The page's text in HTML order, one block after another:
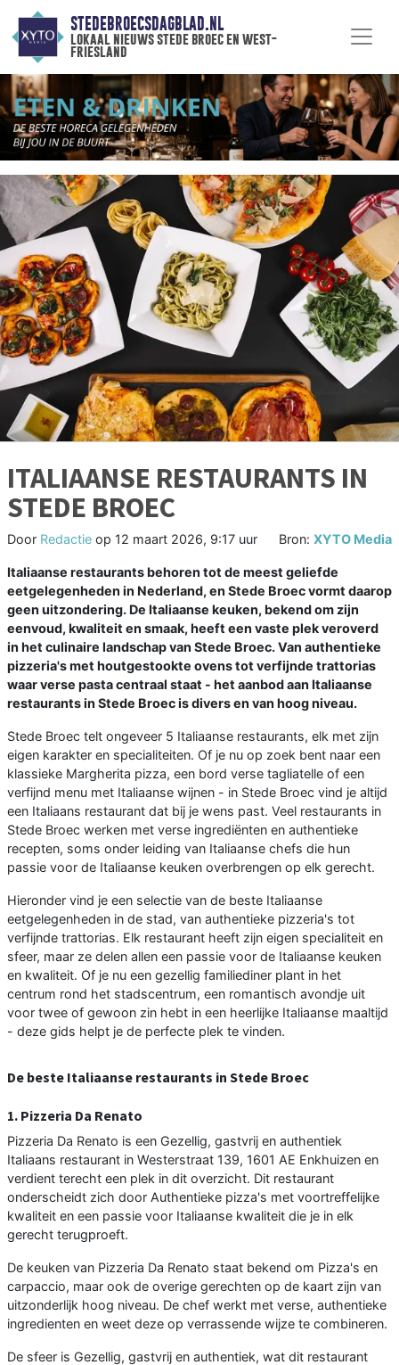
STEDEBROECSDAGBLAD.NL
lokaal nieuws stede broec en west-
friesland
ITALIAANSE RESTAURANTS IN
STEDE BROEC
Door Redactie op 12 maart 2026, 9:17 uur Bron: XYTO Media
Italiaanse restaurants behoren tot de meest geliefde
eetgelegenheden in Nederland, en Stede Broec vormt daarop
geen uitzondering. De Italiaanse keuken, bekend om zijn
eenvoud, kwaliteit en smaak, heeft een vaste plek veroverd
in het culinaire landschap van Stede Broec. Van authentieke
pizzeria's met houtgestookte ovens tot verfijnde trattorias
waar verse pasta centraal staat - het aanbod aan Italiaanse
restaurants in Stede Broec is divers en van hoog niveau.
Stede Broec telt ongeveer 5 Italiaanse restaurants, elk met zijn
eigen karakter en specialiteiten. Of je nu op zoek bent naar een
klassieke Margherita pizza, een bord verse tagliatelle of een
verfijnd menu met Italiaanse wijnen - in Stede Broec vind je altijd
een Italiaans restaurant dat bij je wens past. Veel restaurants in
Stede Broec werken met verse ingrediënten en authentieke
recepten, soms onder leiding van Italiaanse chefs die hun
passie voor de Italiaanse keuken overbrengen op elk gerecht.
Hieronder vind je een selectie van de beste Italiaanse
eetgelegenheden in de stad, van authentieke pizzeria's tot
verfijnde trattorias. Elk restaurant heeft zijn eigen specialiteit en
sfeer, maar ze delen allen een passie voor de Italiaanse keuken
en kwaliteit. Of je nu een gezellig familiediner plant in het
centrum rond het stadscentrum, een romantisch avondje uit
voor twee of gewoon zin hebt in een heerlijke Italiaanse maaltijd
- deze gids helpt je de perfecte plek te vinden.
De beste Italiaanse restaurants in Stede Broec
1. Pizzeria Da Renato
Pizzeria Da Renato is een Gezellig, gastvrij en authentiek
Italiaans restaurant in Westerstraat 139, 1601 AE Enkhuizen en
verdient terecht een plek in dit overzicht. Dit restaurant
onderscheidt zich door Authentieke pizza's met voortreffelijke
kwaliteit en een passie voor Italiaanse kwaliteit die je in elk
gerecht terugproeft.
De keuken van Pizzeria Da Renato staat bekend om Pizza's en
carpaccio, maar ook de overige gerechten op de kaart zijn van
uitzonderlijk hoog niveau. De chef werkt met verse, authentieke
ingredienten en weet deze op verrassende wijze te combineren.
De sfeer is Gezellig, gastvrij en authentiek, wat dit restaurant